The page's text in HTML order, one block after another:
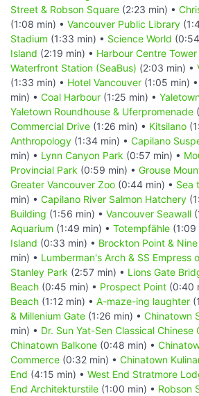
Street & Robson Square (2:23 min) •
(1:08 min) • Vancouver Public Library
Stadium (1:33 min) • Science World
Island (2:19 min) • Harbour Centre
Waterfront Station (SeaBus) (2:03 min) •
(1:33 min) • Hotel Vancouver (1:05 min) •
min) • Coal Harbour (1:25 min) •
Yaletown Roundhouse & Uferpromenade
Commercial Drive (1:26 min) • Kitsilano
Anthropology (1:34 min) • Capilano
min) • Lynn Canyon Park (0:57 min) •
Provincial Park (0:59 min) • Grouse
Greater Vancouver Zoo (0:44 min) • Sea
min) • Capilano River Salmon Hatchery
Building (1:56 min) • Vancouver Seawall
Aquarium (1:49 min) • Totempfähle (1:09
Island (0:33 min) • Brockton Point &
min) • Lumberman's Arch & SS Empress
Stanley Park (2:57 min) • Lions Gate
Beach (0:45 min) • Prospect Point (0:40
Beach (1:12 min) • A-maze-ing laughter
& Millenium Gate (1:26 min) • Chinatown
min) • Dr. Sun Yat-Sen Classical Chinese
Chinatown Balkone (0:48 min) •
Commerce (0:32 min) • Chinatown
End (4:15 min) • West End Stratmore
End Architekturstile (1:00 min) • Robson